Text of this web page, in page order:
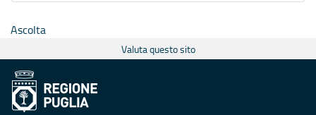
Ascolta
Valuta questo sito